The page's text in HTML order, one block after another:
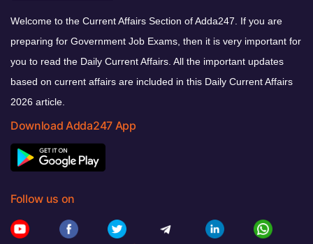
Welcome to the Current Affairs Section of Adda247. If you are
preparing for Government Job Exams, then it is very important for
you to read the Daily Current Affairs. All the important updates
based on current affairs are included in this Daily Current Affairs
2026 article.
Download Adda247 App
Follow us on